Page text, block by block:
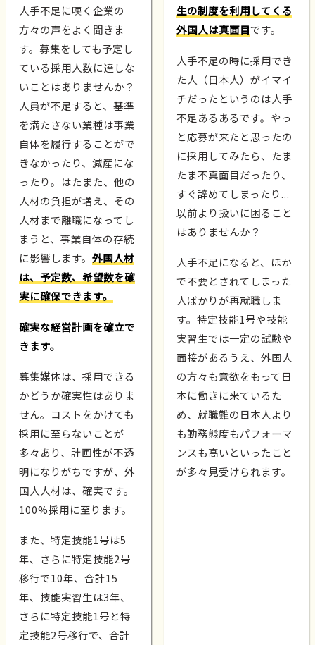
人手不足に嘆く企業の
方々の声をよく聞きま
す。募集をしても予定し
ている採用人数に達しな
いことはありませんか？
人員が不足すると、基準
を満たさない業種は事業
自体を履行することがで
きなかったり、減産にな
ったり。はたまた、他の
人材の負担が増え、その
人材まで離職になってし
まうと、事業自体の存続
に影響します。 外国人材
は、予定数、希望数を確
実に確保できます。
確実な経営計画を確立で
きます。
募集媒体は、採用できる
かどうか確実性はありま
せん。コストをかけても
採用に至らないことが
多々あり、計画性が不透
明になりがちですが、外
国人人材は、確実です。
100%採用に至ります。
また、特定技能1号は5
年、さらに特定技能2号
移行で10年、合計15
年、技能実習生は3年、
さらに特定技能1号と特
定技能2号移行で、合計
生の制度を利用してくる
外国人は真面目です。
人手不足の時に採用でき
た人（日本人）がイマイ
チだったというのは人手
不足あるあるです。やっ
と応募が来たと思ったの
に採用してみたら、たま
たま不真面目だったり、
すぐ辞めてしまったり...
以前より扱いに困ること
はありませんか？
人手不足になると、ほか
で不要とされてしまった
人ばかりが再就職しま
す。特定技能1号や技能
実習生では一定の試験や
面接があるうえ、外国人
の方々も意欲をもって日
本に働きに来ているた
め、就職難の日本人より
も勤務態度もパフォーマ
ンスも高いといったこと
が多々見受けられます。